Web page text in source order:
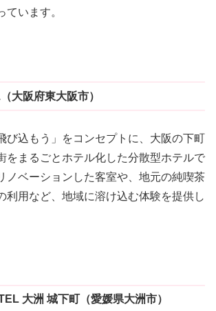
ています。
大阪府東大阪市）
び込もう」をコンセプトに、大阪の下町
をまるごとホテル化した分散型ホテルで
ノベーションした客室や、地元の純喫茶
利用など、地域に溶け込む体験を提供し
大洲 城下町（愛媛県大洲市）